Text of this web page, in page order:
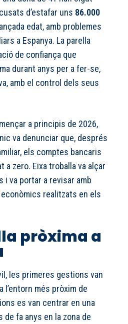
d’estafar uns 86.000
edat, amb problemes
a Espanya. La parella
de confiança que
durant anys per a fer-se,
amb el control dels seus
a principis de 2026,
va denunciar que, després
els comptes bancaris
a zero. Eixa troballa va alçar
i va portar a revisar amb
realitzats en els
pròxima a
les primeres gestions van
l’entorn més pròxim de
es van centrar en una
de fa anys en la zona de